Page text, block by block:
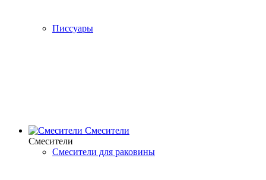
Писсуары
Смесители
Смесители
Смесители для раковины